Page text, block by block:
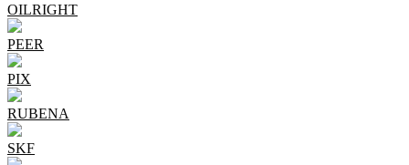
OILRIGHT
PEER
PIX
RUBENA
SKF